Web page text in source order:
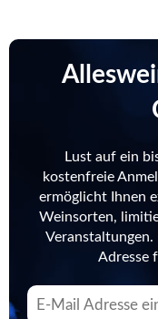
Lust auf ein
kostenfreie
ermöglicht Ihnen
Weinsorten,
Adresse